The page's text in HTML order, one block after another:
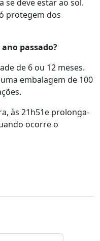
se deve estar ao sol.
protegem dos
passado?
de 6 ou 12 meses.
embalagem de 100
às 21h51e prolonga-
ocorre o